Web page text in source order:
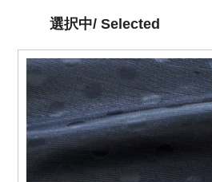
選択中/ Selected